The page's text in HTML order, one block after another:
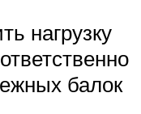
нагрузку
балок